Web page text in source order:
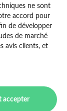
ne sont
accord pour
de développer
de marché
avis clients, et
accepter